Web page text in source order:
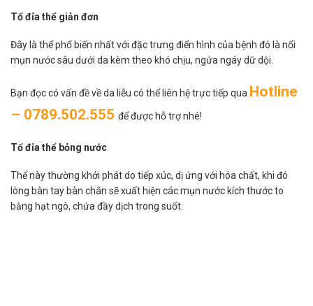
Tổ đỉa thể giản đơn
Đây là thể phổ biến nhất với đặc trưng điển hình của bệnh đó là nổi
mụn nước sâu dưới da kèm theo khó chịu, ngứa ngáy dữ dội.
Bạn đọc có vấn đề về da liễu có thể liên hệ trực tiếp qua Hotline
– 0789.502.555 để được hỗ trợ nhé!
Tổ đỉa thể bỏng nước
Thể này thường khởi phát do tiếp xúc, dị ứng với hóa chất, khi đó
lòng bàn tay bàn chân sẽ xuất hiện các mụn nước kích thước to
bằng hạt ngô, chứa đầy dịch trong suốt.